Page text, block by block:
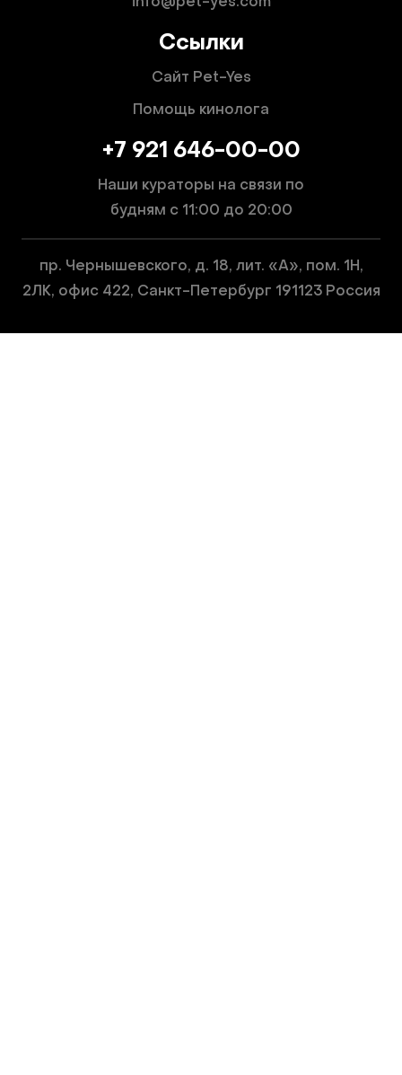
Ссылки
Сайт Pet-Yes
Помощь кинолога
+7 921 646-00-00
Наши кураторы на связи по
будням с 11:00 до 20:00
пр. Чернышевского, д. 18, лит. «А», пом. 1Н,
2ЛК, офис 422, Санкт-Петербург 191123 Россия